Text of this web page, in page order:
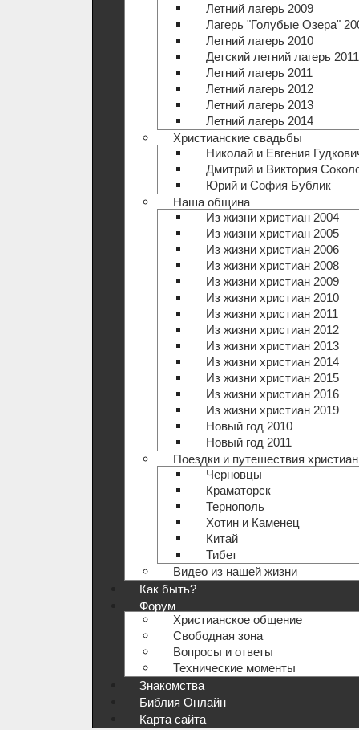
Летний лагерь 2009
Лагерь "Голубые Озера"
Летний лагерь 2010
Детский летний лагерь 2011
Летний лагерь 2011
Летний лагерь 2012
Летний лагерь 2013
Летний лагерь 2014
Христианские свадьбы
Николай и Евгения
Дмитрий и Виктория
Юрий и София Бублик
Наша община
Из жизни христиан 2004
Из жизни христиан 2005
Из жизни христиан 2006
Из жизни христиан 2008
Из жизни христиан 2009
Из жизни христиан 2010
Из жизни христиан 2011
Из жизни христиан 2012
Из жизни христиан 2013
Из жизни христиан 2014
Из жизни христиан 2015
Из жизни христиан 2016
Из жизни христиан 2019
Новый год 2010
Новый год 2011
Поездки и путешествия христиан
Черновцы
Краматорск
Тернополь
Хотин и Каменец
Китай
Тибет
Видео из нашей жизни
Как быть?
Форум
Христианское общение
Свободная зона
Вопросы и ответы
Технические моменты
Знакомства
Библия Онлайн
Карта сайта